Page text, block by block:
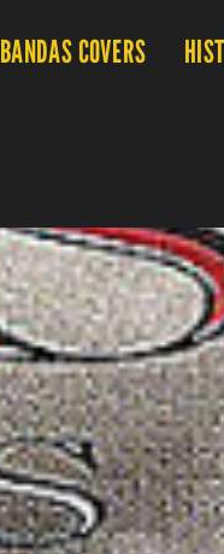
BANDAS COVERS